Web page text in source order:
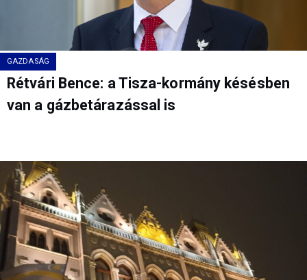
GAZDASÁG
Rétvári Bence: a Tisza-kormány késésben
van a gázbetárazással is